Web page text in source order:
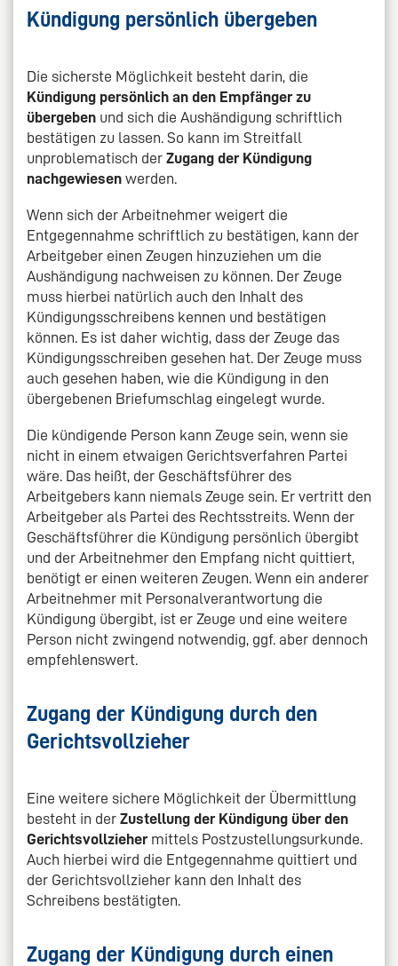
Kündigung persönlich übergeben
Die sicherste Möglichkeit besteht darin, die
Kündigung persönlich an den Empfänger zu
übergeben und sich die Aushändigung schriftlich
bestätigen zu lassen. So kann im Streitfall
unproblematisch der Zugang der Kündigung
nachgewiesen werden.
Wenn sich der Arbeitnehmer weigert die
Entgegennahme schriftlich zu bestätigen, kann der
Arbeitgeber einen Zeugen hinzuziehen um die
Aushändigung nachweisen zu können. Der Zeuge
muss hierbei natürlich auch den Inhalt des
Kündigungsschreibens kennen und bestätigen
können. Es ist daher wichtig, dass der Zeuge das
Kündigungsschreiben gesehen hat. Der Zeuge muss
auch gesehen haben, wie die Kündigung in den
übergebenen Briefumschlag eingelegt wurde.
Die kündigende Person kann Zeuge sein, wenn sie
nicht in einem etwaigen Gerichtsverfahren Partei
wäre. Das heißt, der Geschäftsführer des
Arbeitgebers kann niemals Zeuge sein. Er vertritt den
Arbeitgeber als Partei des Rechtsstreits. Wenn der
Geschäftsführer die Kündigung persönlich übergibt
und der Arbeitnehmer den Empfang nicht quittiert,
benötigt er einen weiteren Zeugen. Wenn ein anderer
Arbeitnehmer mit Personalverantwortung die
Kündigung übergibt, ist er Zeuge und eine weitere
Person nicht zwingend notwendig, ggf. aber dennoch
empfehlenswert.
Zugang der Kündigung durch den
Gerichtsvollzieher
Eine weitere sichere Möglichkeit der Übermittlung
besteht in der Zustellung der Kündigung über den
Gerichtsvollziehermittels Postzustellungsurkunde.
Auch hierbei wird die Entgegennahme quittiert und
der Gerichtsvollzieher kann den Inhalt des
Schreibens bestätigten.
Zugang der Kündigung durch einen